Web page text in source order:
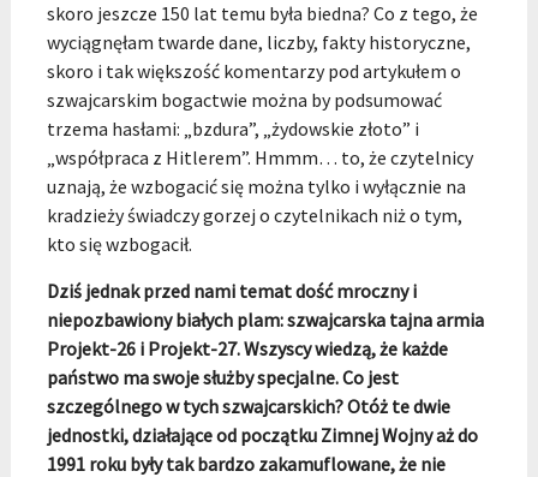
skoro jeszcze 150 lat temu była biedna? Co z tego, że
wyciągnęłam twarde dane, liczby, fakty historyczne,
skoro i tak większość komentarzy pod artykułem o
szwajcarskim bogactwie można by podsumować
trzema hasłami: „bzdura”, „żydowskie złoto” i
„współpraca z Hitlerem”. Hmmm… to, że czytelnicy
uznają, że wzbogacić się można tylko i wyłącznie na
kradzieży świadczy gorzej o czytelnikach niż o tym,
kto się wzbogacił.
Dziś jednak przed nami temat dość mroczny i
niepozbawiony białych plam: szwajcarska tajna armia
Projekt-26 i Projekt-27. Wszyscy wiedzą, że każde
państwo ma swoje służby specjalne. Co jest
szczególnego w tych szwajcarskich? Otóż te dwie
jednostki, działające od początku Zimnej Wojny aż do
1991 roku były tak bardzo zakamuflowane, że nie